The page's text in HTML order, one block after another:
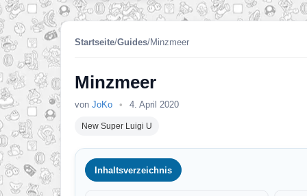
Startseite/Guides/Minzmeer
Minzmeer
von JoKo • 4. April 2020
New Super Luigi U
Inhaltsverzeichnis